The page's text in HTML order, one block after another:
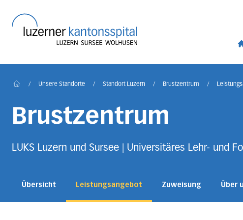
/ Unsere Standorte / Standort Luzern / Brustzentrum /
Brustzentrum
LUKS Luzern und Sursee | Universitäres Lehr- und
Übersicht Leistungsangebot Zuweisung Über